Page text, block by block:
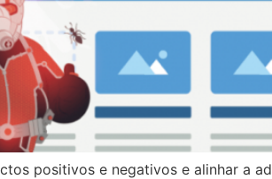
positivos e negativos e alinhar a